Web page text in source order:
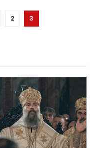
2 3